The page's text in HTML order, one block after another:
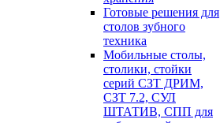
Готовые решения для
столов зубного
техника
Мобильные столы,
столики, стойки
серий СЗТ ДРИМ,
СЗТ 7.2, СУЛ
ШТАТИВ, СПП для